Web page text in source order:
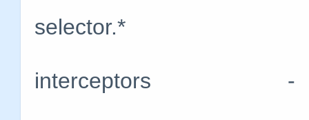
selector.*
interceptors - 空